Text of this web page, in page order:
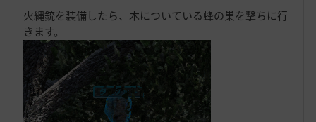
火縄銃を装備したら、木についている蜂の巣を撃ちに行
きます。